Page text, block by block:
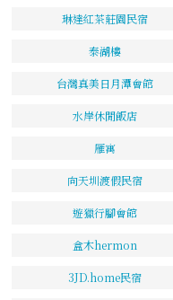
琳達紅茶莊園民宿
泰湖樓
台灣真美日月潭會館
水岸休閒飯店
雁寓
向天圳渡假民宿
遊獵行腳會館
盒木hermon
3JD.home民宿